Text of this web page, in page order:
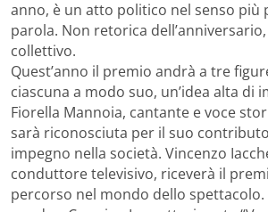
anno, è un atto politico nel senso più
parola. Non retorica
collettivo.
Quest’anno il premio andrà a tre
ciascuna a modo suo, un’idea alta di
Fiorella Mannoia, cantante e voce
sarà riconosciuta per il suo
impegno nella società. Vincenzo
conduttore televisivo, riceverà il
percorso nel mondo dello